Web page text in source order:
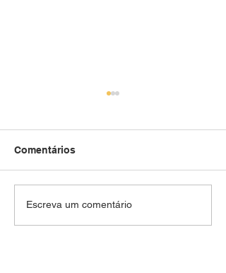
Refletindo
Comentários
Escreva um comentário